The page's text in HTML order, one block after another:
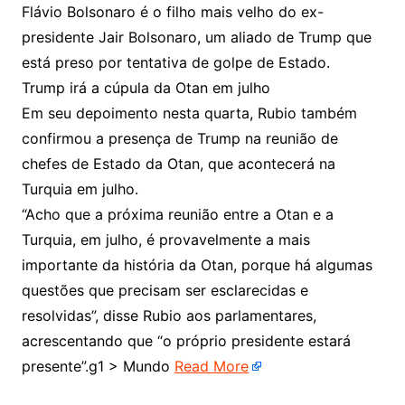
Flávio Bolsonaro é o filho mais velho do ex-
presidente Jair Bolsonaro, um aliado de Trump que
está preso por tentativa de golpe de Estado.
Trump irá a cúpula da Otan em julho
Em seu depoimento nesta quarta, Rubio também
confirmou a presença de Trump na reunião de
chefes de Estado da Otan, que acontecerá na
Turquia em julho.
“Acho que a próxima reunião entre a Otan e a
Turquia, em julho, é provavelmente a mais
importante da história da Otan, porque há algumas
questões que precisam ser esclarecidas e
resolvidas”, disse Rubio aos parlamentares,
acrescentando que “o próprio presidente estará
presente”.g1 > Mundo Read More